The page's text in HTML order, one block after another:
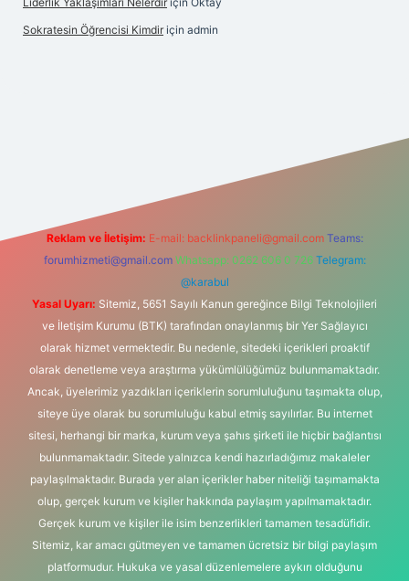
Sokratesin Öğrencisi Kimdir için admin
Reklam ve İletişim: E-mail: backlinkpaneli@gmail.com Teams:
forumhizmeti@gmail.com Whatsapp: 0262 606 0 726 Telegram:
@karabul
Yasal Uyarı: Sitemiz, 5651 Sayılı Kanun gereğince Bilgi Teknolojileri
ve İletişim Kurumu (BTK) tarafından onaylanmış bir Yer Sağlayıcı
olarak hizmet vermektedir. Bu nedenle, sitedeki içerikleri proaktif
olarak denetleme veya araştırma yükümlülüğümüz bulunmamaktadır.
Ancak, üyelerimiz yazdıkları içeriklerin sorumluluğunu taşımakta olup,
siteye üye olarak bu sorumluluğu kabul etmiş sayılırlar. Bu internet
sitesi, herhangi bir marka, kurum veya şahıs şirketi ile hiçbir bağlantısı
bulunmamaktadır. Sitede yalnızca kendi hazırladığımız makaleler
paylaşılmaktadır. Burada yer alan içerikler haber niteliği taşımamakta
olup, gerçek kurum ve kişiler hakkında paylaşım yapılmamaktadır.
Gerçek kurum ve kişiler ile isim benzerlikleri tamamen tesadüfidir.
Sitemiz, kar amacı gütmeyen ve tamamen ücretsiz bir bilgi paylaşım
platformudur. Hukuka ve yasal düzenlemelere aykırı olduğunu